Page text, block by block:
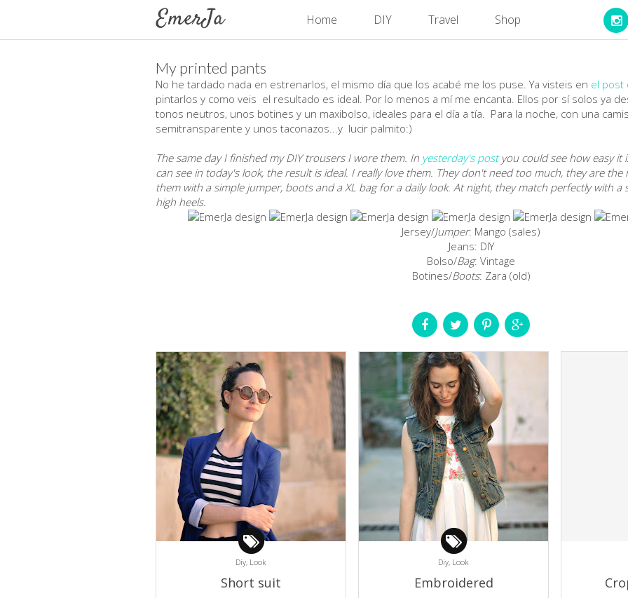
Home DIY Travel Shop
My printed pants
No he tardado nada en estrenarlos, el mismo día que los acabé me los puse. Ya visteis en el post
pintarlos y como veis el resultado es ideal. Por lo menos a mí me encanta. Ellos por sí solos ya
tonos neutros, unos botines y un maxibolso, ideales para el día a tía. Para la noche, con una
semitransparente y unos taconazos...y lucir palmito:)
The same day I finished my DIY trousers I wore them. In yesterday's postyou could see how easy it
can see in today's look, the result is ideal. I really love them. They don't need too much, they are
them with a simple jumper, boots and a XL bag for a daily look. At night, they match perfectly with
high heels.
Jersey/Jumper: Mango (sales)
Jeans: DIY
Bolso/Bag: Vintage
Botines/Boots: Zara (old)
Diy, Look
Short suit
Diy, Look
Embroidered